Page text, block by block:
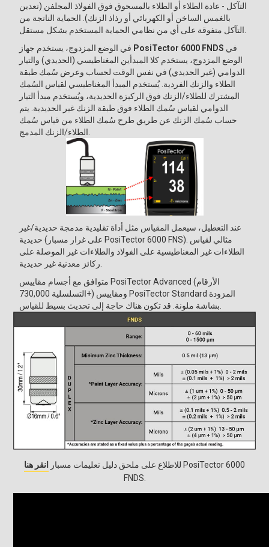
التآكل - عادة الطلاء أو الطلاء بالمسحوق فوق الفولاذ المجلفن (تعدين
بالغمس الساخن أو الكهربائي أو رذاذ الزنك). الحماية الناتجة من
PosiTector 6000 FNDS
الوضع المزدوج، يستخدم كلا المبدأين المغناطيسي (الحديدي) والتيار
الدوامي (غير الحديدي) في نفس الوقت لحساب وعرض سُمك طبقة
الطلاء والزنك الفردية. يُستخدم المبدأ المغناطيسي لقياس السُمك
المشترك للطلاء/الزنك فوق الركيزة الحديدية، ويُستخدم مبدأ التيار
الدوامي لقياس سُمك الطلاء فوق طبقة الزنك غير الحديدية. يتم
حساب سُمك الزنك عن طريق طرح سُمك الطلاء من قياس سُمك
عند التعطيل، سيعمل المقياس مثل أداة تقليدية مدمجة حديدية/غير
حديدية (على غرار مسبار PosiTector 6000 FNS). مثالي لقياس
الطلاءات غير المغناطيسية على الفولاذ والطلاءات غير الموصلة على
متوافق مع أجسام مقاييس PosiTector Advanced (الأرقام
التسلسلية 730,000+) ومقاييس PosiTector Standard المزودة
بشاشة ملونة. قد تكون هناك حاجة إلى تحديث
انقر هنا
FNDS.